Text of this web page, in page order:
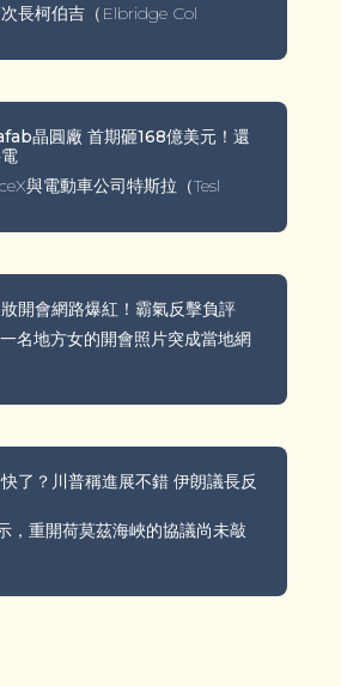
長柯伯吉（Elbridge Col
晶圓廠 首期砸168億美元！還
與電動車公司特斯拉（Tesl
開會網路爆紅！霸氣反擊負評
名地方女的開會照片突成當地網
了？川普稱進展不錯 伊朗議長反
，重開荷莫茲海峽的協議尚未敲